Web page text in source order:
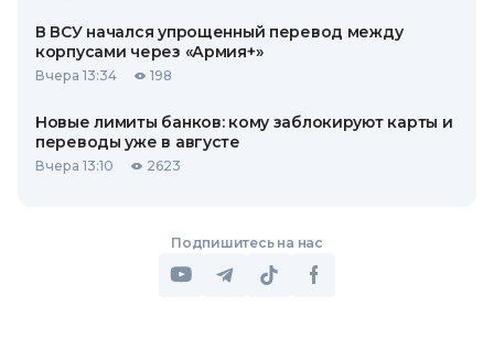
В ВСУ начался упрощенный перевод между
корпусами через «Армия+»
Вчера 13:34 198
Новые лимиты банков: кому заблокируют карты и
переводы уже в августе
Вчера 13:10 2623
Подпишитесь на нас